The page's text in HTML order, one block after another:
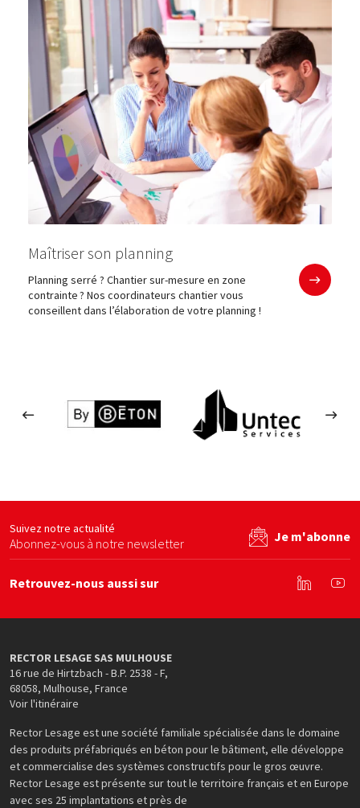
Maîtriser son planning
Planning serré ? Chantier sur-mesure en zone
contrainte ? Nos coordinateurs chantier vous
conseillent dans l’élaboration de votre planning !
En savoir
Suivez notre actualité
Abonnez-vous à notre newsletter Je m'abonne
Retrouvez-nous aussi sur
Linkedin
RECTOR LESAGE SAS MULHOUSE
16 rue de Hirtzbach - B.P. 2538 - F,
68058, Mulhouse, France
Voir l'itinéraire
Rector Lesage est une société familiale spécialisée dans le domaine
des produits préfabriqués en béton pour le bâtiment, elle développe
et commercialise des systèmes constructifs pour le gros œuvre.
Rector Lesage est présente sur tout le territoire français et en Europe
avec ses 25 implantations et près de